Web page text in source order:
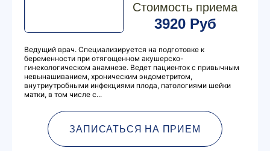
Стоимость приема
3920 Руб
Ведущий врач. Специализируется на подготовке к
беременности при отягощенном акушерско-
гинекологическом анамнезе. Ведет пациенток с привычным
невынашиванием, хроническим эндометритом,
внутриутробными инфекциями плода, патологиями шейки
матки, в том числе с...
ЗАПИСАТЬСЯ НА ПРИЕМ